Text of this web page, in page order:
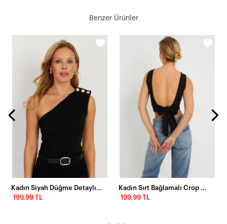
Benzer Ürünler
Kadın Siyah Düğme Detaylı Asimetrik Kaşkorse Bluz EY2711
199,99 TL
Kadın Sırt Bağlamalı Crop Bluz Siyah EY2733
199,99 TL